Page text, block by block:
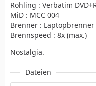
Rohling : Verbatim
MiD : MCC 004
Brenner : Laptopbrenner
Brennspeed : 8x (max.)
Nostalgia.
Dateien